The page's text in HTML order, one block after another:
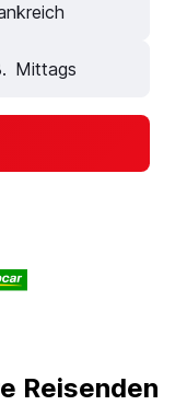
Mittags
Reisenden